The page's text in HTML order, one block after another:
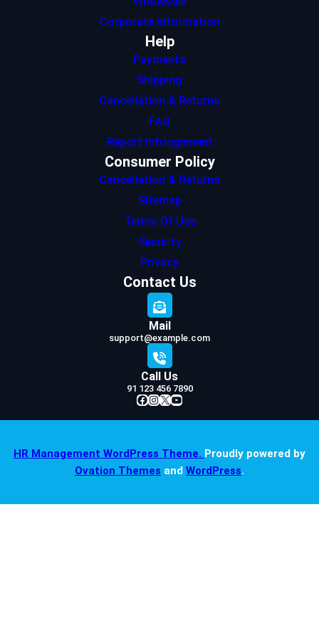
Corporate Information
Help
Payments
Shipping
Cancellation & Returns
FAQ
Report Infringement
Consumer Policy
Cancellation & Returns
Sitemap
Terms Of Use
Security
Privacy
Contact Us
Mail
support@example.com
Call Us
91 123 456 7890
Facebook InstagramX YouTube
HR Management WordPress Theme. Proudly powered by
Ovation Themes and WordPress.